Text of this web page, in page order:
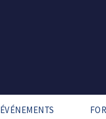
ÉVÉNEMENTS